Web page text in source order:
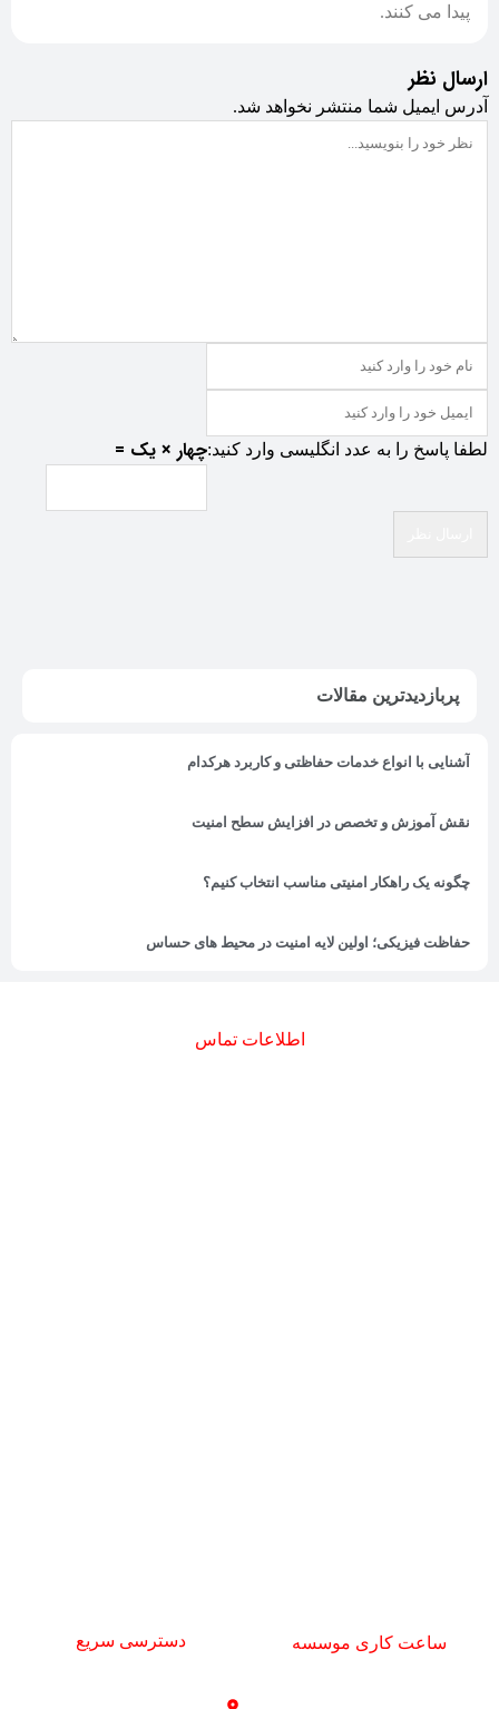
پیدا می کنند.
ارسال نظر
آدرس ایمیل شما منتشر نخواهد شد.
لطفا پاسخ را به عدد انگلیسی وارد کنید:چهار × یک =
پربازدیدترین مقالات
آشنایی با انواع خدمات حفاظتی و کاربرد هرکدام
نقش آموزش و تخصص در افزایش سطح امنیت
چگونه یک راهکار امنیتی مناسب انتخاب کنیم؟
حفاظت فیزیکی؛ اولین لایه امنیت در محیط های حساس
اطلاعات تماس
ساعت کاری موسسه دسترسی سریع